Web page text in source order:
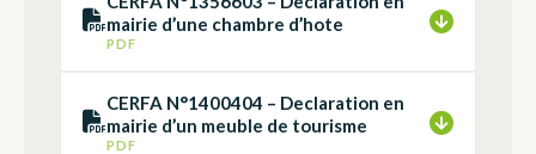
mairie d’une chambre d’hote
PDF
CERFA N°1400404 – Declaration en
mairie d’un meuble de tourisme
PDF